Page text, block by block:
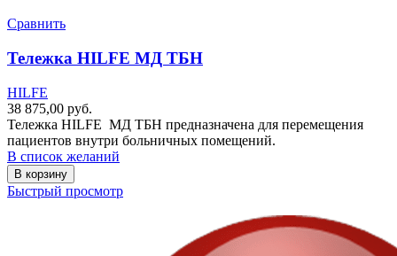
Сравнить
Тележка HILFE МД ТБН
HILFE
38 875,00 руб.
Тележка HILFE МД ТБН предназначена для перемещения
пациентов внутри больничных помещений.
В список желаний
В корзину
Быстрый просмотр